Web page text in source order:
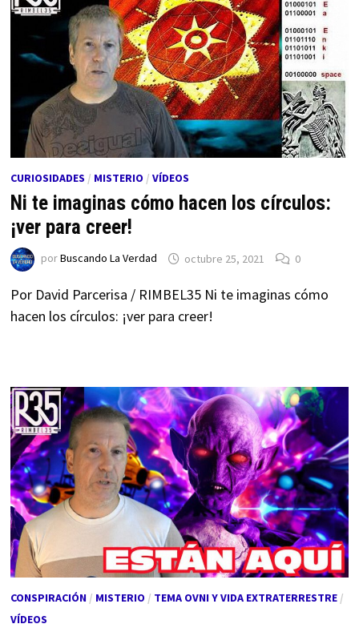
CURIOSIDADES / MISTERIO / VÍDEOS
Ni te imaginas cómo hacen los círculos:
¡ver para creer!
porBuscando La Verdad octubre 25, 2021 0
Por David Parcerisa / RIMBEL35 Ni te imaginas cómo
hacen los círculos: ¡ver para creer!
CONSPIRACIÓN/ MISTERIO / TEMA OVNI Y VIDA EXTRATERRESTRE/
VÍDEOS